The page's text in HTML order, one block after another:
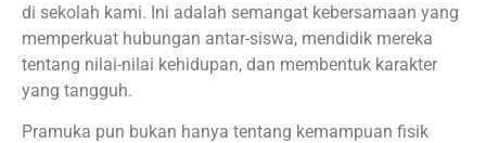
di sekolah kami. Ini adalah semangat kebersamaan yang
memperkuat hubungan antar-siswa, mendidik mereka
tentang nilai-nilai kehidupan, dan membentuk karakter
yang tangguh.
Pramuka pun bukan hanya tentang kemampuan fisik